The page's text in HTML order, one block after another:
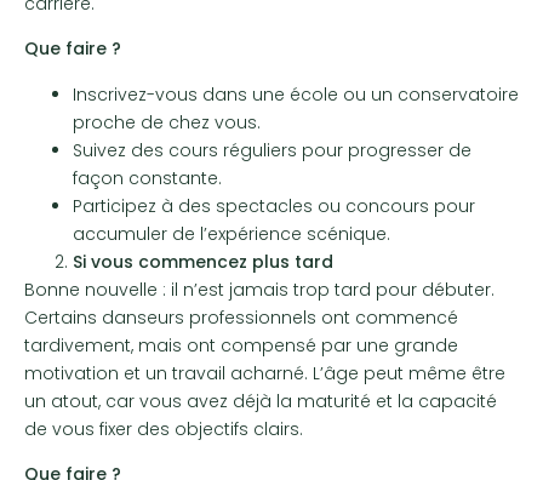
Que faire ?
Inscrivez-vous dans une école ou un conservatoire
proche de chez vous.
Suivez des cours réguliers pour progresser de
façon constante.
Participez à des spectacles ou concours pour
accumuler de l’expérience scénique.
Si vous commencez plus tard
Bonne nouvelle : il n’est jamais trop tard pour débuter.
Certains danseurs professionnels ont commencé
tardivement, mais ont compensé par une grande
motivation et un travail acharné. L’âge peut même être
un atout, car vous avez déjà la maturité et la capacité
de vous fixer des objectifs clairs.
Que faire ?